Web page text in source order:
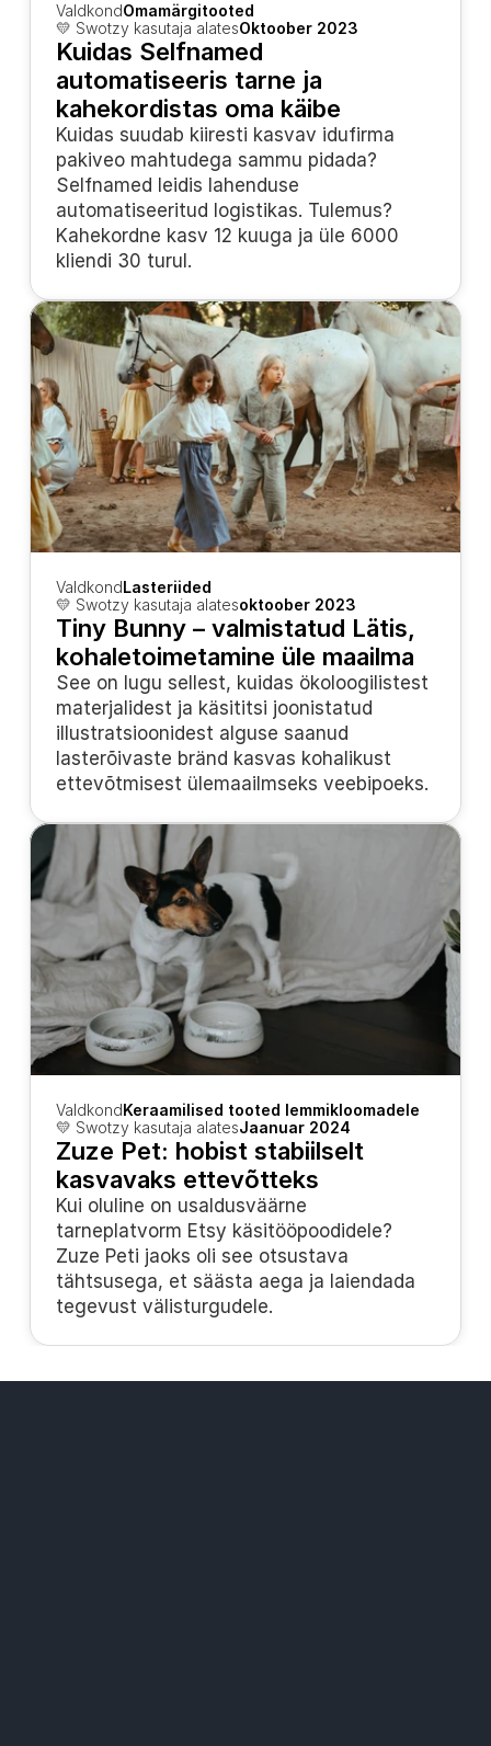
ValdkondOmamärgitooted
💛 Swotzy kasutaja alatesOktoober 2023
Kuidas Selfnamed
automatiseeris tarne ja
kahekordistas oma käibe
Kuidas suudab kiiresti kasvav idufirma
pakiveo mahtudega sammu pidada?
Selfnamed leidis lahenduse
automatiseeritud logistikas. Tulemus?
Kahekordne kasv 12 kuuga ja üle 6000
kliendi 30 turul.
ValdkondLasteriided
💛 Swotzy kasutaja alatesoktoober 2023
Tiny Bunny – valmistatud Lätis,
kohaletoimetamine üle maailma
See on lugu sellest, kuidas ökoloogilistest
materjalidest ja käsititsi joonistatud
illustratsioonidest alguse saanud
lasterõivaste bränd kasvas kohalikust
ettevõtmisest ülemaailmseks veebipoeks.
ValdkondKeraamilised tooted lemmikloomadele
💛 Swotzy kasutaja alatesJaanuar 2024
Zuze Pet: hobist stabiilselt
kasvavaks ettevõtteks
Kui oluline on usaldusväärne
tarneplatvorm Etsy käsitööpoodidele?
Zuze Peti jaoks oli see otsustava
tähtsusega, et säästa aega ja laiendada
tegevust välisturgudele.